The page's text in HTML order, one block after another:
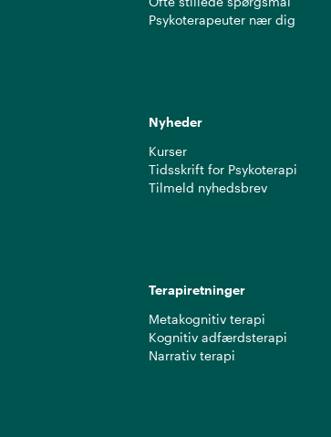
Psykoterapeuter nær dig
Nyheder
Kurser
Tidsskrift for Psykoterapi
Tilmeld nyhedsbrev
Terapiretninger
Metakognitiv terapi
Kognitiv adfærdsterapi
Narrativ terapi